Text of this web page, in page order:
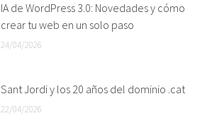
IA de WordPress 3.0: Novedades y cómo
crear tu web en un solo paso
24/04/2026
Sant Jordi y los 20 años del dominio .cat
22/04/2026